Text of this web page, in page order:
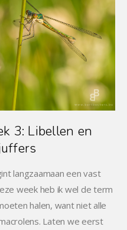
3: Libellen en
langzaamaan een vast
week heb ik wel de term
halen, want niet alle
Laten we eerst